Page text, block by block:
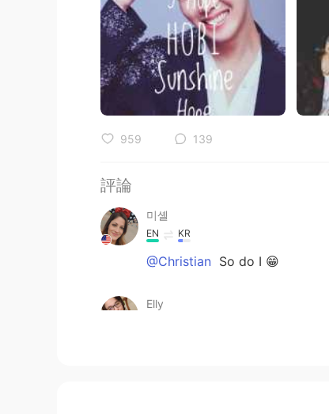
959 139
評論
미셸
EN KR
@Christian So do I 😁
Elly